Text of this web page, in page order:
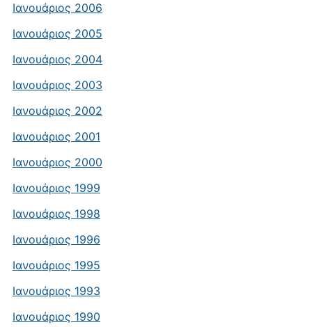
Ιανουάριος 2006
Ιανουάριος 2005
Ιανουάριος 2004
Ιανουάριος 2003
Ιανουάριος 2002
Ιανουάριος 2001
Ιανουάριος 2000
Ιανουάριος 1999
Ιανουάριος 1998
Ιανουάριος 1996
Ιανουάριος 1995
Ιανουάριος 1993
Ιανουάριος 1990